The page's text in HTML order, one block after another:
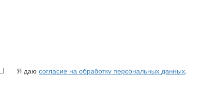
Я даю согласие на обработку персональных данных.